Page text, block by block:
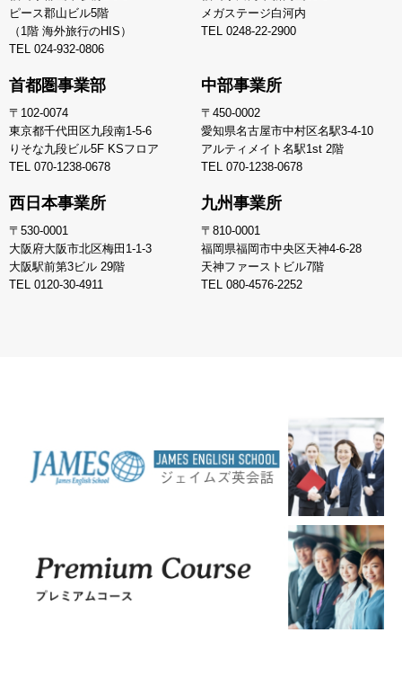
ピース郡山ビル5階
（1階 海外旅行のHIS）
TEL 024-932-0806
メガステージ白河内
TEL 0248-22-2900
首都圏事業部
〒102-0074
東京都千代田区九段南1-5-6
りそな九段ビル5F KSフロア
TEL 070-1238-0678
中部事業所
〒450-0002
愛知県名古屋市中村区名駅3-4-10
アルティメイト名駅1st 2階
TEL 070-1238-0678
西日本事業所
〒530-0001
大阪府大阪市北区梅田1-1-3
大阪駅前第3ビル 29階
TEL 0120-30-4911
九州事業所
〒810-0001
福岡県福岡市中央区天神4-6-28
天神ファーストビル7階
TEL 080-4576-2252